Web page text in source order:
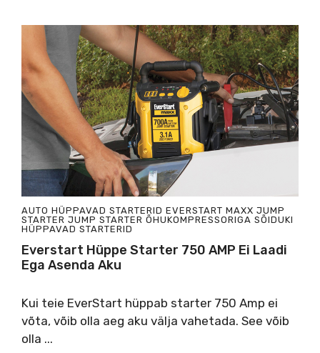
AUTO HÜPPAVAD STARTERID EVERSTART MAXX JUMP
STARTER JUMP STARTER ÕHUKOMPRESSORIGA SÕIDUKI
HÜPPAVAD STARTERID
Everstart Hüppe Starter 750 AMP Ei Laadi
Ega Asenda Aku
Kui teie EverStart hüppab starter 750 Amp ei
võta, võib olla aeg aku välja vahetada. See võib
olla ...